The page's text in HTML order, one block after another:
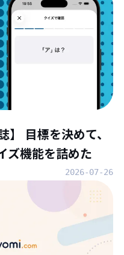
】 目標を決めて、
ズ機能を詰めた
2026-07-26